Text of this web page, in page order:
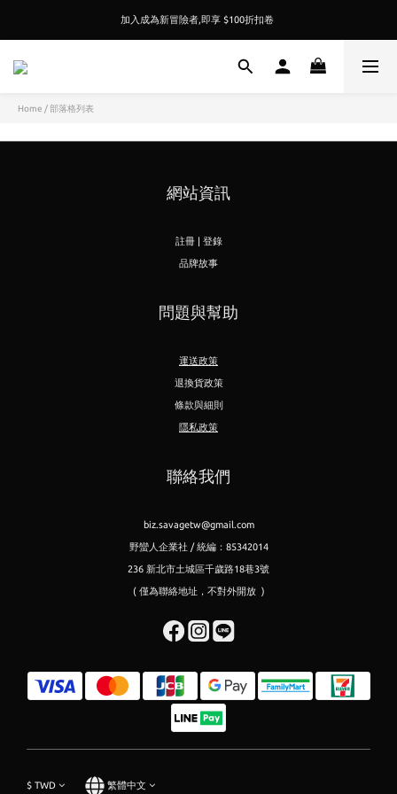
加入成為新冒險者,即享 $100折扣卷
加入成為新冒險者,即享 $100折扣卷
JOIN THE WILD SIDE ENJOY  $100 OFF
Home /部落格列表
網站資訊
註冊 | 登錄
品牌故事
問題與幫助
運送政策
退換貨政策
條款與細則
隱私政策
聯絡我們
biz.savagetw@gmail.com
野蠻人企業社 / 統編：85342014
236 新北市土城區千歲路18巷3號
( 僅為聯絡地址，不對外開放 )
$ TWD 繁體中文